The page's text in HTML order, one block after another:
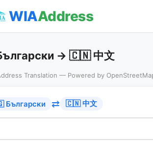
WIAAddress
→ 🇨🇳 中文
Translation — Powered by
⇄ 🇨🇳 中文